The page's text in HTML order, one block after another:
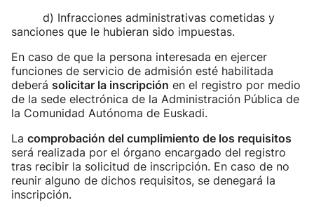
d) Infracciones administrativas cometidas y
sanciones que le hubieran sido impuestas.
En caso de que la persona interesada en ejercer
funciones de servicio de admisión esté habilitada
deberá solicitar la inscripción en el registro por medio
de la sede electrónica de la Administración Pública de
la Comunidad Autónoma de Euskadi.
La comprobación del cumplimiento de los requisitos
será realizada por el órgano encargado del registro
tras recibir la solicitud de inscripción. En caso de no
reunir alguno de dichos requisitos, se denegará la
inscripción.